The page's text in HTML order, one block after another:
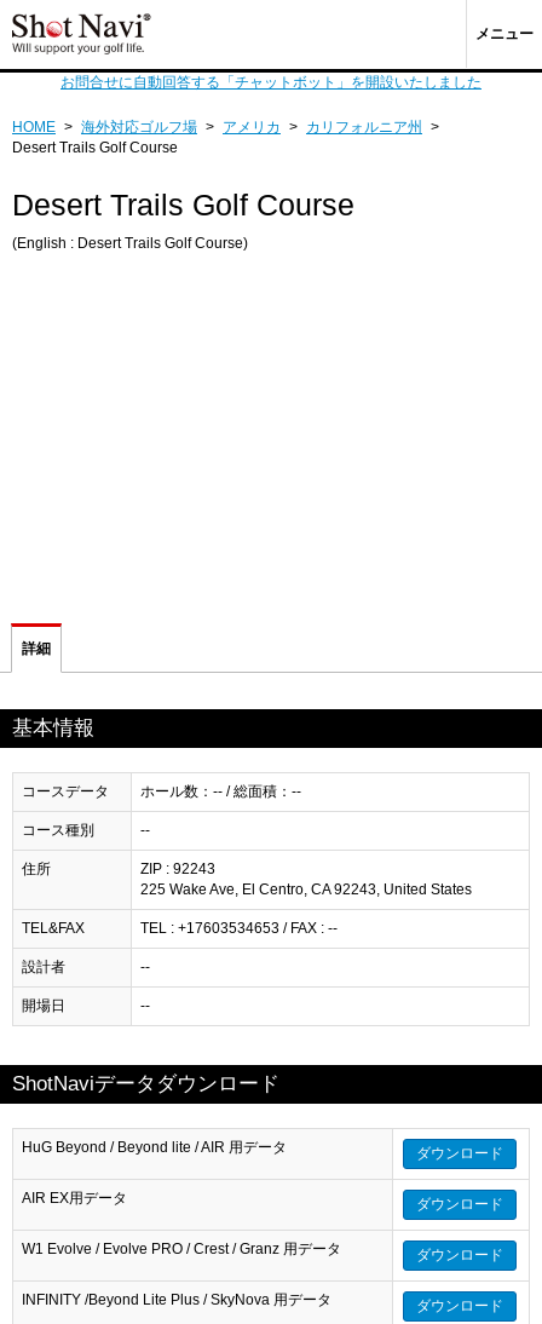
メニュー
お問合せに自動回答する「チャットボット」を開設いたしました
HOME > 海外対応ゴルフ場 > アメリカ > カリフォルニア州
>
Desert Trails Golf Course
Desert Trails Golf Course
(English : Desert Trails Golf Course)
詳細
基本情報
コースデータ ホール数：-- / 総面積：--
コース種別 --
住所
ZIP : 92243
225 Wake Ave, El Centro, CA 92243, United States
TEL&FAX TEL : +17603534653 / FAX : --
設計者 --
開場日 --
ShotNaviデータダウンロード
HuG Beyond / Beyond lite / AIR 用データ ダウンロード
AIR EX用データ ダウンロード
W1 Evolve / Evolve PRO / Crest / Granz 用データ ダウンロード
INFINITY /Beyond Lite Plus / SkyNova 用データ ダウンロード